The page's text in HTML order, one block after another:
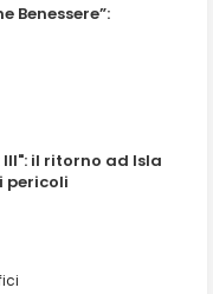
Benessere”:
il ritorno ad Isla
pericoli